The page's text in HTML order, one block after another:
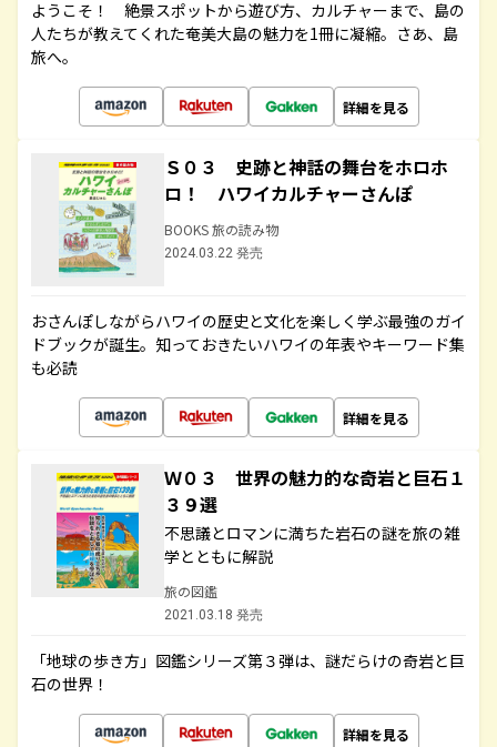
ようこそ！ 絶景スポットから遊び方、カルチャーまで、島の
人たちが教えてくれた奄美大島の魅力を1冊に凝縮。さあ、島
旅へ。
詳細を見る
Ｓ０３ 史跡と神話の舞台をホロホ
ロ！ ハワイカルチャーさんぽ
BOOKS 旅の読み物
2024.03.22 発売
おさんぽしながらハワイの歴史と文化を楽しく学ぶ最強のガイ
ドブックが誕生。知っておきたいハワイの年表やキーワード集
も必読
詳細を見る
Ｗ０３ 世界の魅力的な奇岩と巨石１
３９選
不思議とロマンに満ちた岩石の謎を旅の雑
学とともに解説
旅の図鑑
2021.03.18 発売
「地球の歩き方」図鑑シリーズ第３弾は、謎だらけの奇岩と巨
石の世界！
詳細を見る